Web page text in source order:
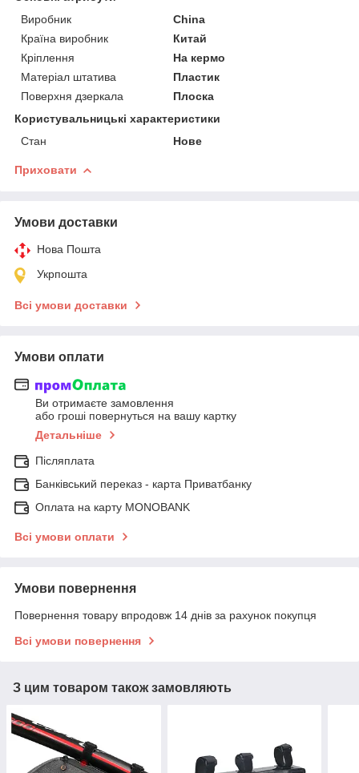
Виробник
China
Країна виробник
Китай
Кріплення
На кермо
Матеріал штатива
Пластик
Поверхня дзеркала
Плоска
Користувальницькі характеристики
Стан
Нове
Приховати
Умови доставки
Нова Пошта
Укрпошта
Всі умови доставки
Умови оплати
Ви отримаєте замовлення
або гроші повернуться на вашу картку
Детальніше
Післяплата
Банківський переказ - карта Приватбанку
Оплата на карту MONOBANK
Всі умови оплати
Умови повернення
Повернення товару впродовж 14 днів за рахунок покупця
Всі умови повернення
З цим товаром також замовляють